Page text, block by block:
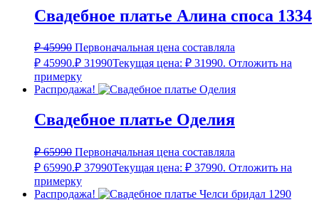
Свадебное платье Алина споса 1334
₽45990 Первоначальная цена составляла
₽ 45990.₽ 31990Текущая цена: ₽ 31990. Отложить на
примерку
Распродажа!
Свадебное платье Оделия
₽65990 Первоначальная цена составляла
₽ 65990.₽ 37990Текущая цена: ₽ 37990. Отложить на
примерку
Распродажа!